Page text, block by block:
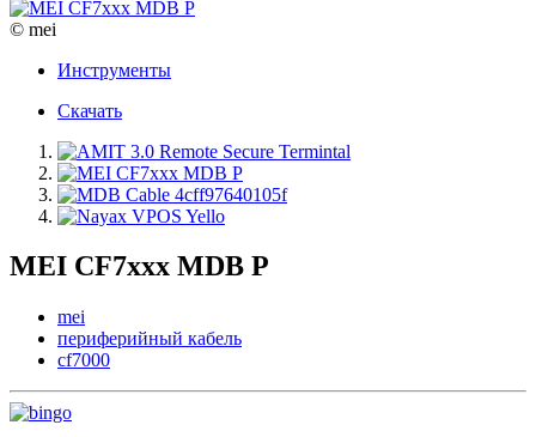
© mei
Инструменты
Скачать
MEI CF7xxx MDB P
mei
периферийный кабель
cf7000